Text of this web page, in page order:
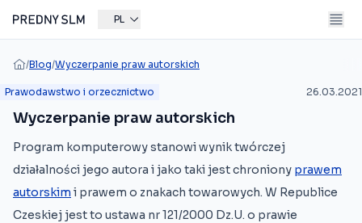
PL
/Blog/Wyczerpanie praw autorskich
Prawodawstwo i orzecznictwo 26.03.2021
Wyczerpanie praw autorskich
Program komputerowy stanowi wynik twórczej
działalności jego autora i jako taki jest chroniony prawem
autorskim i prawem o znakach towarowych. W Republice
Czeskiej jest to ustawa nr 121/2000 Dz.U. o prawie